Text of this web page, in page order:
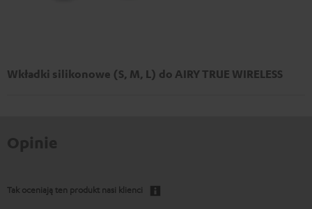
Wkładki silikonowe (S, M, L) do AIRY TRUE WIRELESS
Tak oceniają ten produkt nasi klienci